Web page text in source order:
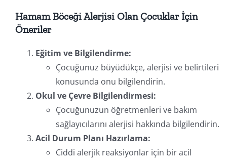
Hamam Böceği Alerjisi Olan Çocuklar İçin
Öneriler
Eğitim ve Bilgilendirme:
Çocuğunuz büyüdükçe, alerjisi ve belirtileri
konusunda onu bilgilendirin.
Okul ve Çevre Bilgilendirmesi:
Çocuğunuzun öğretmenleri ve bakım
sağlayıcılarını alerjisi hakkında bilgilendirin.
Acil Durum Planı Hazırlama:
Ciddi alerjik reaksiyonlar için bir acil